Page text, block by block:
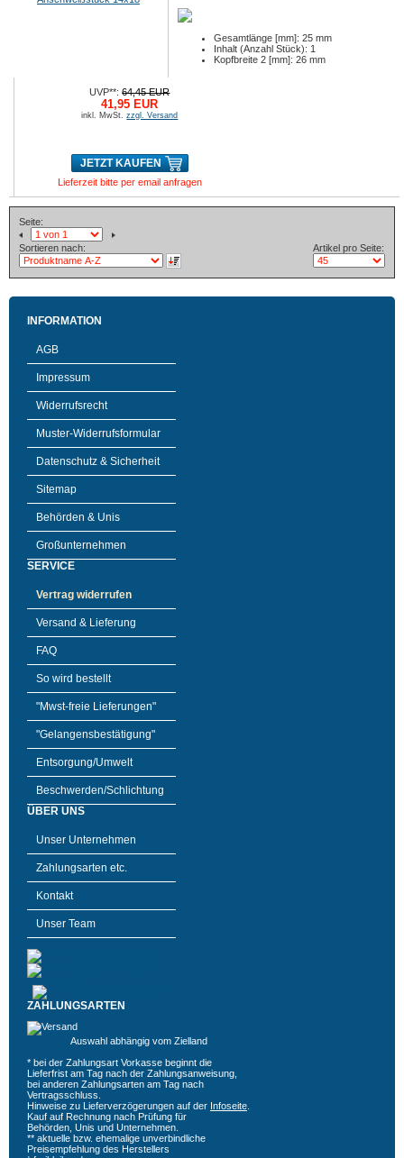
Gesamtlänge [mm]: 25 mm
Inhalt (Anzahl Stück): 1
Kopfbreite 2 [mm]: 26 mm
UVP**:64,45 EUR
41,95 EUR
inkl. MwSt.zzgl. Versand
JETZT KAUFEN
Lieferzeit bitte per email anfragen
Seite:
Sortieren nach: Artikel pro Seite:
INFORMATION
AGB
Impressum
Widerrufsrecht
Muster-Widerrufsformular
Datenschutz & Sicherheit
Sitemap
Behörden & Unis
Großunternehmen
SERVICE
Vertrag widerrufen
Versand & Lieferung
FAQ
So wird bestellt
"Mwst-freie Lieferungen"
"Gelangensbestätigung"
Entsorgung/Umwelt
Beschwerden/Schlichtung
ÜBER UNS
Unser Unternehmen
Zahlungsarten etc.
Kontakt
Unser Team
ZAHLUNGSARTEN
Auswahl abhängig vom Zielland
* bei der Zahlungsart Vorkasse beginnt die
Lieferfrist am Tag nach der Zahlungsanweisung,
bei anderen Zahlungsarten am Tag nach
Vertragsschluss.
Hinweise zu Lieferverzögerungen auf der Infoseite
Kauf auf Rechnung nach Prüfung für
Behörden, Unis und Unternehmen.
** aktuelle bzw. ehemalige unverbindliche
Preisempfehlung des Herstellers